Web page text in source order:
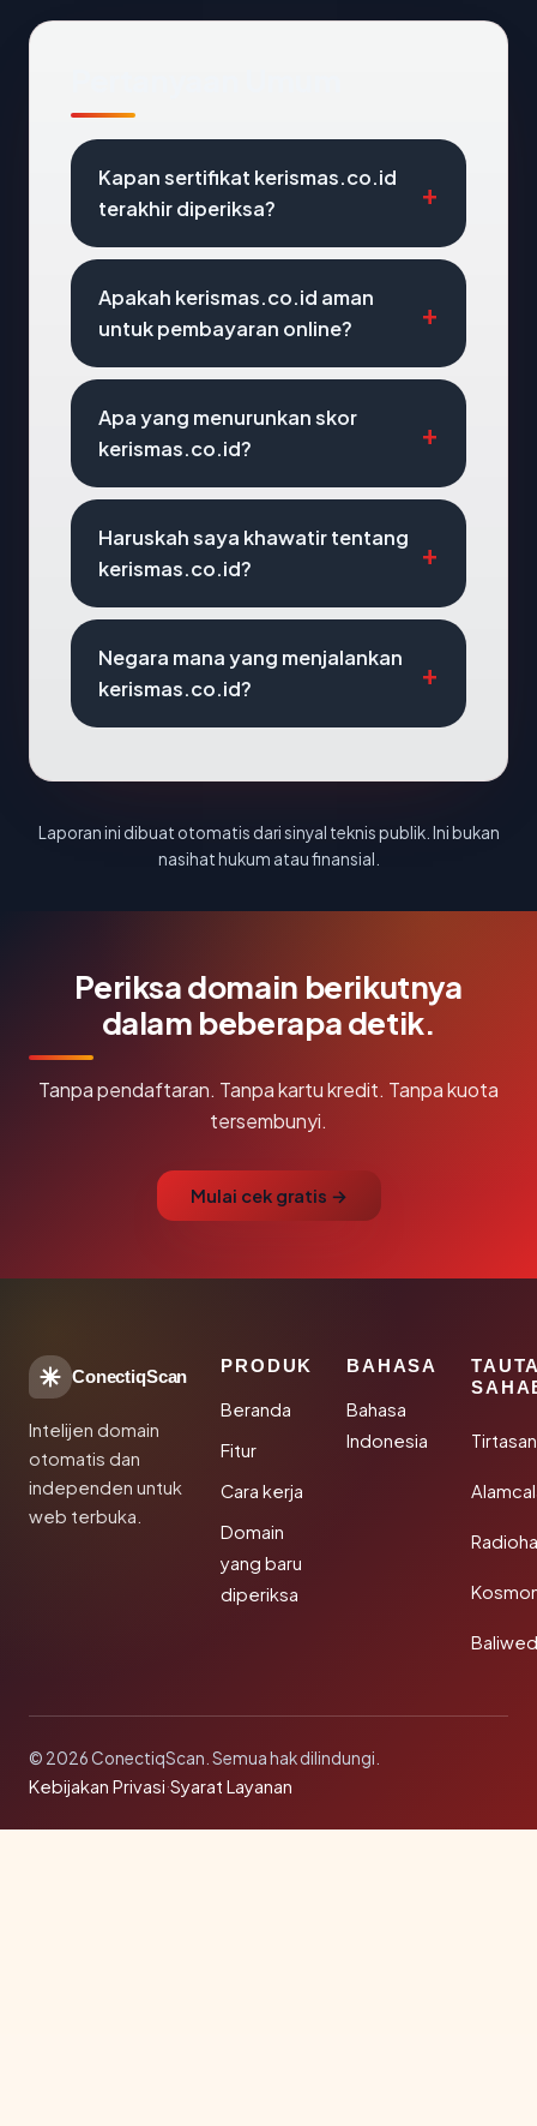
Kapan sertifikat kerismas.co.id
terakhir diperiksa?
Apakah kerismas.co.id aman
untuk pembayaran online?
Apa yang menurunkan skor
kerismas.co.id?
Haruskah saya khawatir tentang
kerismas.co.id?
Negara mana yang menjalankan
kerismas.co.id?
Laporan ini dibuat otomatis dari sinyal teknis publik. Ini bukan
nasihat hukum atau finansial.
Periksa domain berikutnya
dalam beberapa detik.
Tanpa pendaftaran. Tanpa kartu kredit. Tanpa kuota
tersembunyi.
Mulai cek gratis →
ConectiqScan
Intelijen domain
otomatis dan
independen untuk
web terbuka.
PRODUK
Beranda
Fitur
Cara kerja
Domain
yang baru
diperiksa
BAHASA
Bahasa
Indonesia
© 2026 ConectiqScan. Semua hak dilindungi.
Kebijakan Privasi·Syarat Layanan